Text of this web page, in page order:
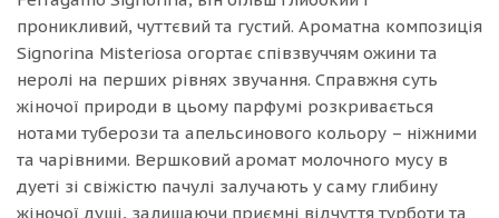
проникливий, чуттєвий та густий. Ароматна композиція
Signorina Misteriosa огортає співзвуччям ожини та
неролі на перших рівнях звучання. Справжня суть
жіночої природи в цьому парфумі розкривається
нотами туберози та апельсинового кольору – ніжними
та чарівними. Вершковий аромат молочного мусу в
дуеті зі свіжістю пачулі залучають у саму глибину
жіночої душі, залишаючи приємні відчуття турботи та